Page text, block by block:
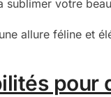
sublimer votre
allure féline et
pour